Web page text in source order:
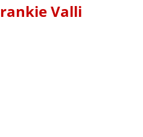
Valli